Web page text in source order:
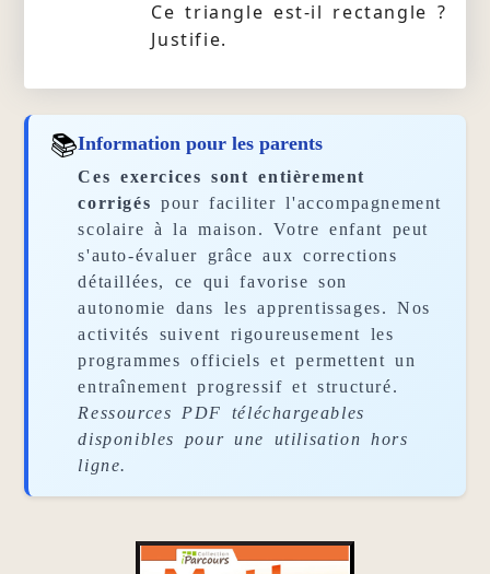
Ce triangle est-il rectangle ?
Justifie.
📚Information pour les parents
Ces exercices sont entièrement
corrigés pour faciliter l'accompagnement
scolaire à la maison. Votre enfant peut
s'auto-évaluer grâce aux corrections
détaillées, ce qui favorise son
autonomie dans les apprentissages. Nos
activités suivent rigoureusement les
programmes officiels et permettent un
entraînement progressif et structuré.
Ressources PDF téléchargeables
disponibles pour une utilisation hors
ligne.